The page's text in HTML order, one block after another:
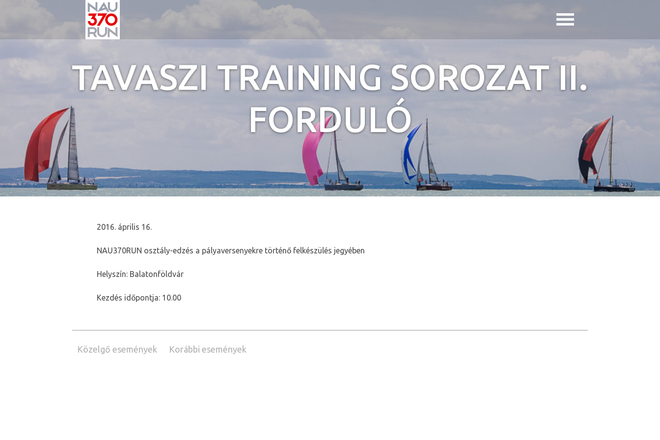
Jump to navigation
TAVASZI TRAINING SOROZAT II.
FORDULÓ
2016. április 16.
NAU370RUN osztály-edzés a pályaversenyekre történő felkészülés jegyében
Helyszín: Balatonföldvár
Kezdés időpontja: 10.00
Közelgő események Korábbi események